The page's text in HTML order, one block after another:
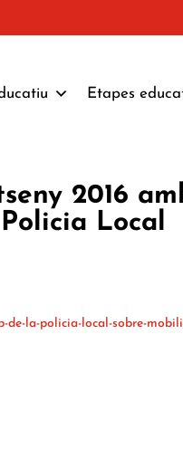
Etapes
2016
Local
de-la-policia-local-sobre-